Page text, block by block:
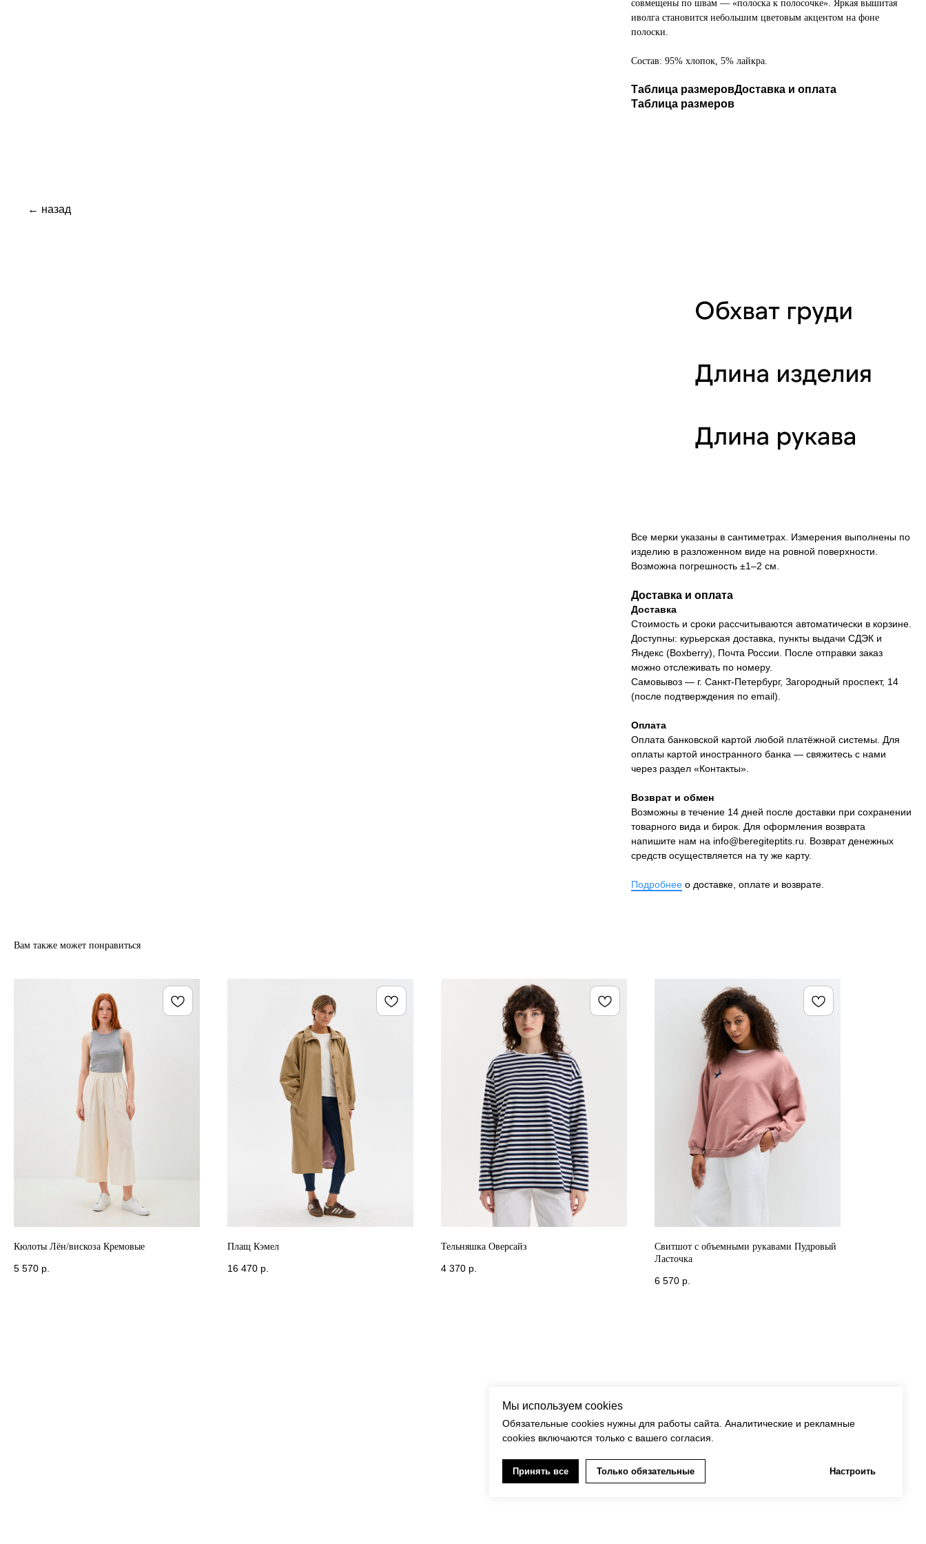
Мы используем cookies
Обязательные cookies нужны для работы сайта. Аналитические и рекламные
cookies включаются только с вашего согласия.
Принять все Только обязательные Настроить
← назад
совмещены по швам — «полоска к полосочке». Яркая вышитая
иволга становится небольшим цветовым акцентом на фоне
полоски.
Состав: 95% хлопок, 5% лайкра.
Таблица размеровДоставка и оплата
Таблица размеров
Все мерки указаны в сантиметрах. Измерения выполнены по
изделию в разложенном виде на ровной поверхности.
Возможна погрешность ±1–2 см.
Доставка и оплата
Доставка
Стоимость и сроки рассчитываются автоматически в корзине.
Доступны: курьерская доставка, пункты выдачи СДЭК и
Яндекс (Boxberry), Почта России. После отправки заказ
можно отслеживать по номеру.
Самовывоз — г. Санкт-Петербург, Загородный проспект, 14
(после подтверждения по email).
Оплата
Оплата банковской картой любой платёжной системы. Для
оплаты картой иностранного банка — свяжитесь с нами
через раздел «Контакты».
Возврат и обмен
Возможны в течение 14 дней после доставки при сохранении
товарного вида и бирок. Для оформления возврата
напишите нам на info@beregiteptits.ru. Возврат денежных
средств осуществляется на ту же карту.
Подробнее о доставке, оплате и возврате.
Вам также может понравиться
Кюлоты Лён/вискоза Кремовые
5 570 р.
Плащ Кэмел
16 470 р.
Тельняшка Оверсайз
4 370 р.
Свитшот с объемными рукавами Пудровый
Ласточка
6 570 р.